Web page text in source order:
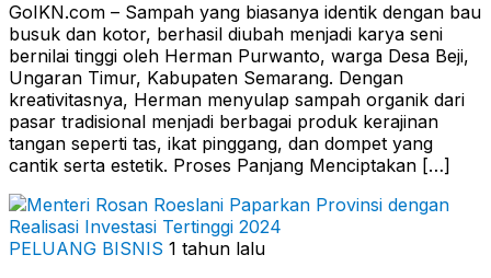
GoIKN.com – Sampah yang biasanya identik dengan bau
busuk dan kotor, berhasil diubah menjadi karya seni
bernilai tinggi oleh Herman Purwanto, warga Desa Beji,
Ungaran Timur, Kabupaten Semarang. Dengan
kreativitasnya, Herman menyulap sampah organik dari
pasar tradisional menjadi berbagai produk kerajinan
tangan seperti tas, ikat pinggang, dan dompet yang
cantik serta estetik. Proses Panjang Menciptakan […]
PELUANG BISNIS 1 tahun lalu